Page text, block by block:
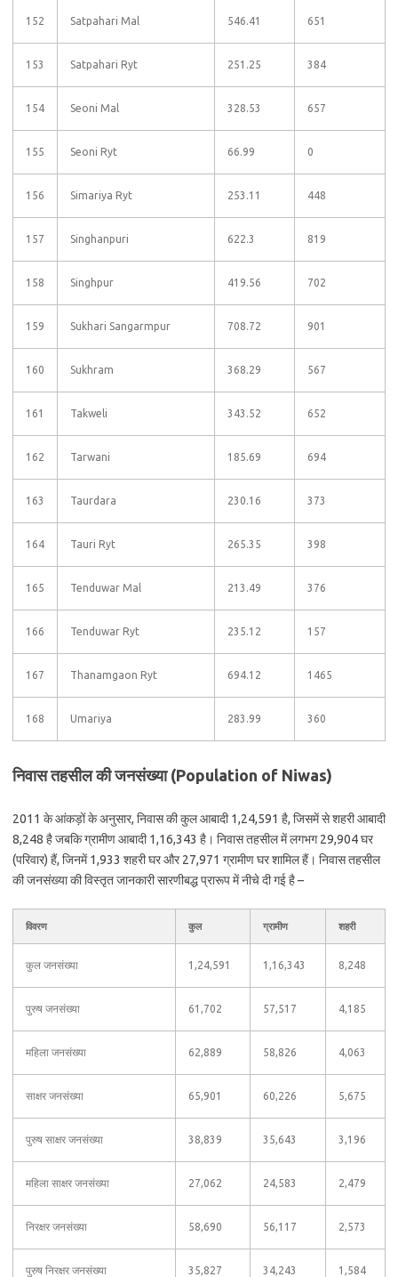
152 Satpahari Mal 546.41 651
153 Satpahari Ryt 251.25 384
154 Seoni Mal 328.53 657
155 Seoni Ryt 66.99 0
156 Simariya Ryt 253.11 448
157 Singhanpuri 622.3 819
158 Singhpur 419.56 702
159 Sukhari Sangarmpur 708.72 901
160 Sukhram 368.29 567
161 Takweli 343.52 652
162 Tarwani 185.69 694
163 Taurdara 230.16 373
164 Tauri Ryt 265.35 398
165 Tenduwar Mal 213.49 376
166 Tenduwar Ryt 235.12 157
167 Thanamgaon Ryt 694.12 1465
168 Umariya 283.99 360
निवास तहसील की जनसंख्या (Population of Niwas)
2011 के आंकड़ों के अनुसार, निवास की कुल आबादी 1,24,591 है, जिसमें से शहरी आबादी
8,248 है जबकि ग्रामीण आबादी 1,16,343 है। निवास तहसील में लगभग 29,904 घर
(परिवार) हैं, जिनमें 1,933 शहरी घर और 27,971 ग्रामीण घर शामिल हैं। निवास तहसील
की जनसंख्या की विस्तृत जानकारी सारणीबद्ध प्रारूप में नीचे दी गई है –
विवरण कुल ग्रामीण शहरी
कुल जनसंख्या 1,24,591 1,16,343 8,248
पुरुष जनसंख्या 61,702 57,517 4,185
महिला जनसंख्या 62,889 58,826 4,063
साक्षर जनसंख्या 65,901 60,226 5,675
पुरुष साक्षर जनसंख्या 38,839 35,643 3,196
महिला साक्षर जनसंख्या 27,062 24,583 2,479
निरक्षर जनसंख्या 58,690 56,117 2,573
पुरुष निरक्षर जनसंख्या 35,827 34,243 1,584